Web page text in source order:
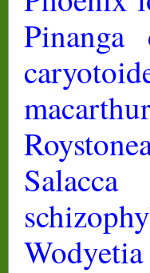
Pinanga
Salacca